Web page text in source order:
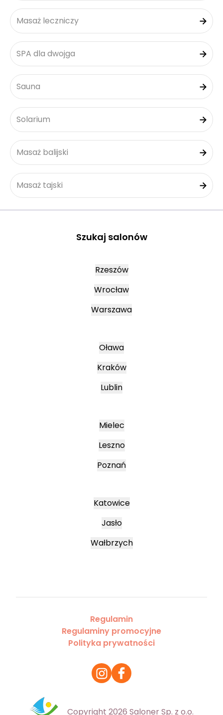
Masaż leczniczy
SPA dla dwojga
Sauna
Solarium
Masaż balijski
Masaż tajski
Szukaj salonów
Rzeszów
Wrocław
Warszawa
Oława
Kraków
Lublin
Mielec
Leszno
Poznań
Katowice
Jasło
Wałbrzych
Regulamin
Regulaminy promocyjne
Polityka prywatności
Copyright 2026 Saloner Sp. z o.o.